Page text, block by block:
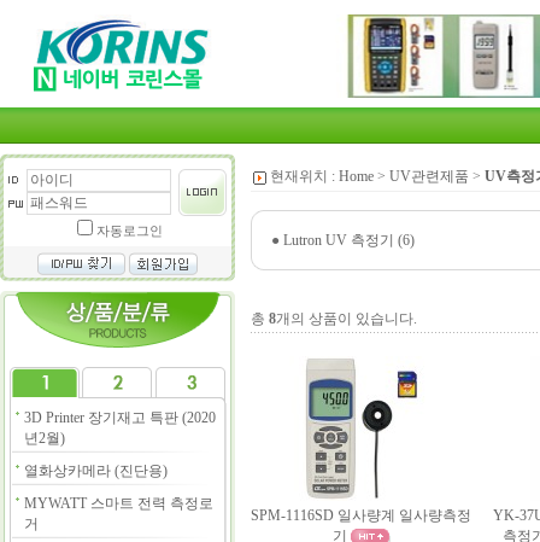
자동로그인
3D Printer 장기재고 특판 (2020
년2월)
열화상카메라 (진단용)
MYWATT 스마트 전력 측정로
거
현재위치 : Home > UV관련제품 > UV측정
● Lutron UV 측정기 (6)
총 8개의 상품이 있습니다.
SPM-1116SD 일사량계 일사량측정
기
YK-
측정